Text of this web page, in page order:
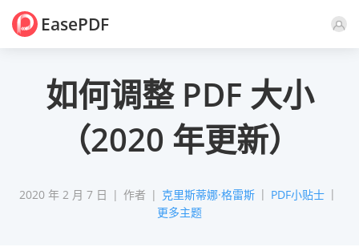
EasePDF
如何调整 PDF 大小
（2020 年更新）
2020 年 2 月 7 日 作者 克里斯蒂娜·格雷斯
PDF小贴士
更多主题
评论